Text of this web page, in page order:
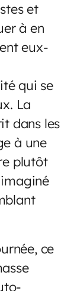
et
à en
eux-
qui se
La
dans les
à une
plutôt
ce